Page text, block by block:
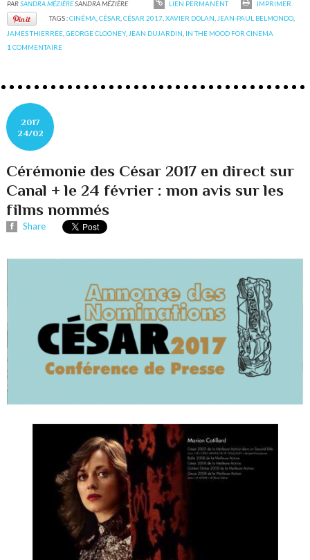
PARSANDRA MÉZIÈRESANDRA MÉZIÈRE LIEN PERMANENT
IMPRIMER
TAGS :CINÉMA ,CÉSAR ,CÉSAR 2017 ,XAVIER DOLAN JEAN-PAUL BELMONDO
JAMES THIERRÉE,GEORGE CLOONEY,JEAN DUJARDIN, IN THE MOOD FOR CINEMA
1COMMENTAIRE
2017
24/02
Cérémonie des César 2017 en direct sur
Canal + le 24 février : mon avis sur les
films nommés
Share